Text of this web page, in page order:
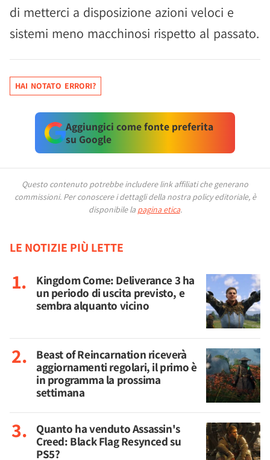
di metterci a disposizione azioni veloci e
sistemi meno macchinosi rispetto al passato.
HAI NOTATO ERRORI?
Aggiungici come fonte preferita
su Google
Questo contenuto potrebbe includere link affiliati che generano
commissioni. Per conoscere i dettagli della nostra policy editoriale, è
disponibile la pagina etica.
LE NOTIZIE PIÙ LETTE
Kingdom Come: Deliverance 3 ha
un periodo di uscita previsto, e
sembra alquanto vicino
Beast of Reincarnation riceverà
aggiornamenti regolari, il primo è
in programma la prossima
settimana
Quanto ha venduto Assassin's
Creed: Black Flag Resynced su
PS5?